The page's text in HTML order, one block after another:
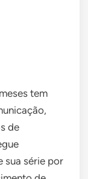
tem
de
sua série por